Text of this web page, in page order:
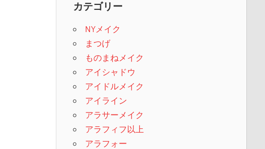
カテゴリー
NYメイク
まつげ
ものまねメイク
アイシャドウ
アイドルメイク
アイライン
アラサーメイク
アラフィフ以上
アラフォー